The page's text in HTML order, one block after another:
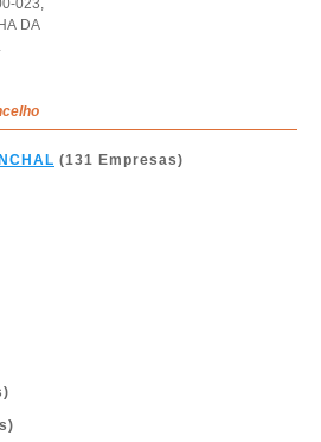
023,
DA
(131 Empresas)